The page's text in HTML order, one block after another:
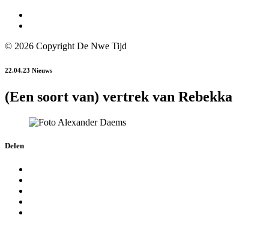
© 2026 Copyright De Nwe Tijd
22.04.23 Nieuws
(Een soort van) vertrek van Rebekka
Delen